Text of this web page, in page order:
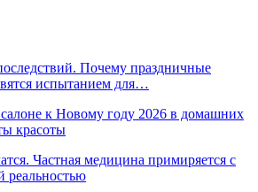
Почему праздничные
испытанием для…
к Новому году 2026 в домашних
красоты
Частная медицина примиряется с
реальностью